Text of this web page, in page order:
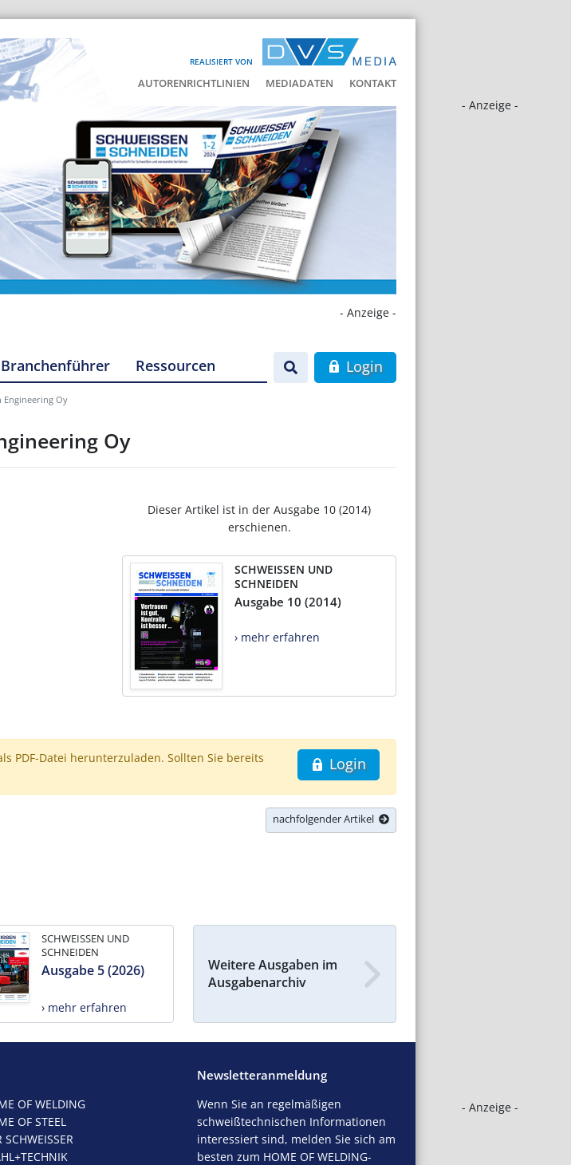
REALISIERT VON
AUTORENRICHTLINIEN MEDIADATEN KONTAKT
- Anzeige -
- Anzeige -
- Anzeige -
Branchenführer Ressourcen Login
Engineering Oy
Oy
Dieser Artikel ist in der Ausgabe 10 (2014)
erschienen.
SCHWEISSEN UND
SCHNEIDEN
Ausgabe 10 (2014)
› mehr erfahren
Login
PDF-Datei herunterzuladen. Sollten Sie bereits
nachfolgender Artikel
SCHWEISSEN UND
SCHNEIDEN
Ausgabe 5 (2026)
› mehr erfahren
Weitere Ausgaben im
Ausgabenarchiv
OF WELDING
OF STEEL
SCHWEISSER
Newsletteranmeldung
Wenn Sie an regelmäßigen
schweißtechnischen Informationen
interessiert sind, melden Sie sich am
besten zum HOME OF WELDING-